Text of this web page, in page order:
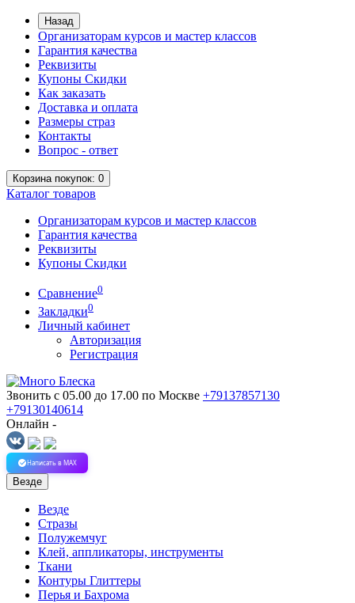
Назад
Организаторам курсов и мастер классов
Гарантия качества
Реквизиты
Купоны Скидки
Как заказать
Доставка и оплата
Размеры страз
Контакты
Вопрос - ответ
Корзинапокупок: 0
Каталог товаров
Организаторам курсов и мастер классов
Гарантия качества
Реквизиты
Купоны Скидки
Сравнение0
Закладки0
Личный кабинет
Авторизация
Регистрация
Звонить с 05.00 до 17.00 по Москве +79137857130
+79130140614
Онлайн -
Написать в MAX
Везде
Везде
Стразы
Полужемчуг
Клей, аппликаторы, инструменты
Ткани
Контуры Глиттеры
Перья и Бахрома